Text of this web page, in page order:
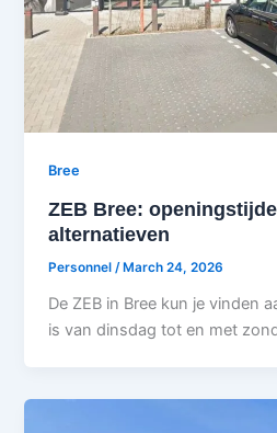
Bree
ZEB Bree:
alternatieven
Personnel /March 24, 2026
De ZEB in Bree kun je vinden
is van dinsdag tot en met